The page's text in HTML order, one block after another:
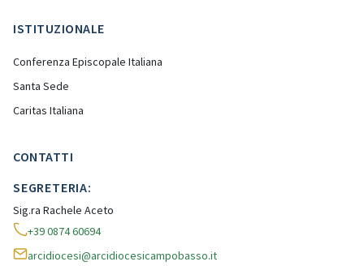
ISTITUZIONALE
Conferenza Episcopale Italiana
Santa Sede
Caritas Italiana
CONTATTI
SEGRETERIA:
Sig.ra Rachele Aceto
+39 0874 60694
arcidiocesi@arcidiocesicampobasso.it